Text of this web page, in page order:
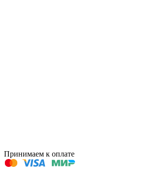
Принимаем к оплате